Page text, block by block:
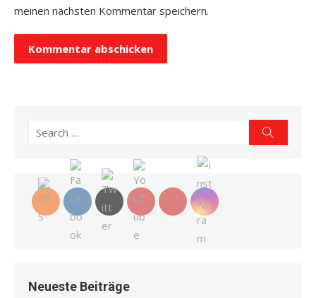
meinen nächsten Kommentar speichern.
Search
Neueste Beiträge